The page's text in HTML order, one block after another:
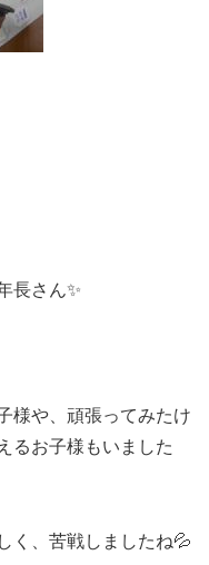
長さん✨
様や、頑張ってみたけ
るお子様もいました
く、苦戦しましたね💦